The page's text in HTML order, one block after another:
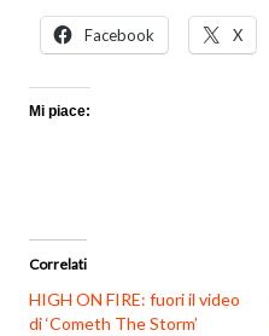
Facebook X
Mi piace:
Correlati
HIGH ON FIRE: fuori il video
di ‘Cometh The Storm’